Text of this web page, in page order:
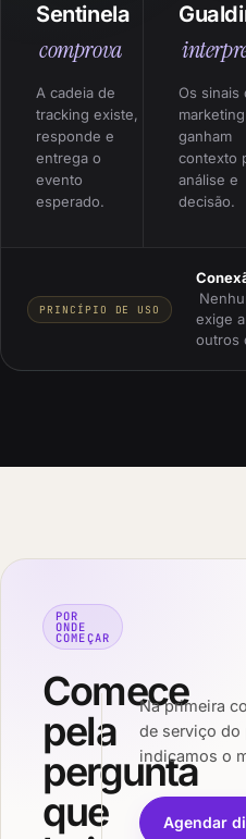
Sentinela
comprova
A cadeia de
tracking existe,
responde e
entrega o
evento
esperado.
Os sinais
marketing
ganham
contexto
análise e
decisão.
PRINCÍPIO DE USO
exige
outros
POR
ONDE
COMEÇAR
Comece
pela
pergunta
que
Na primeira
de serviço do
indicamos o
Agendar